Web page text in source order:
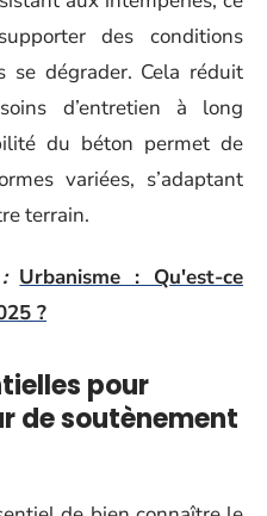
des conditions
se dégrader. Cela réduit
d’entretien à long
du béton permet de
variées, s’adaptant
terrain.
Urbanisme : Qu'est-ce
?
pour
de soutènement